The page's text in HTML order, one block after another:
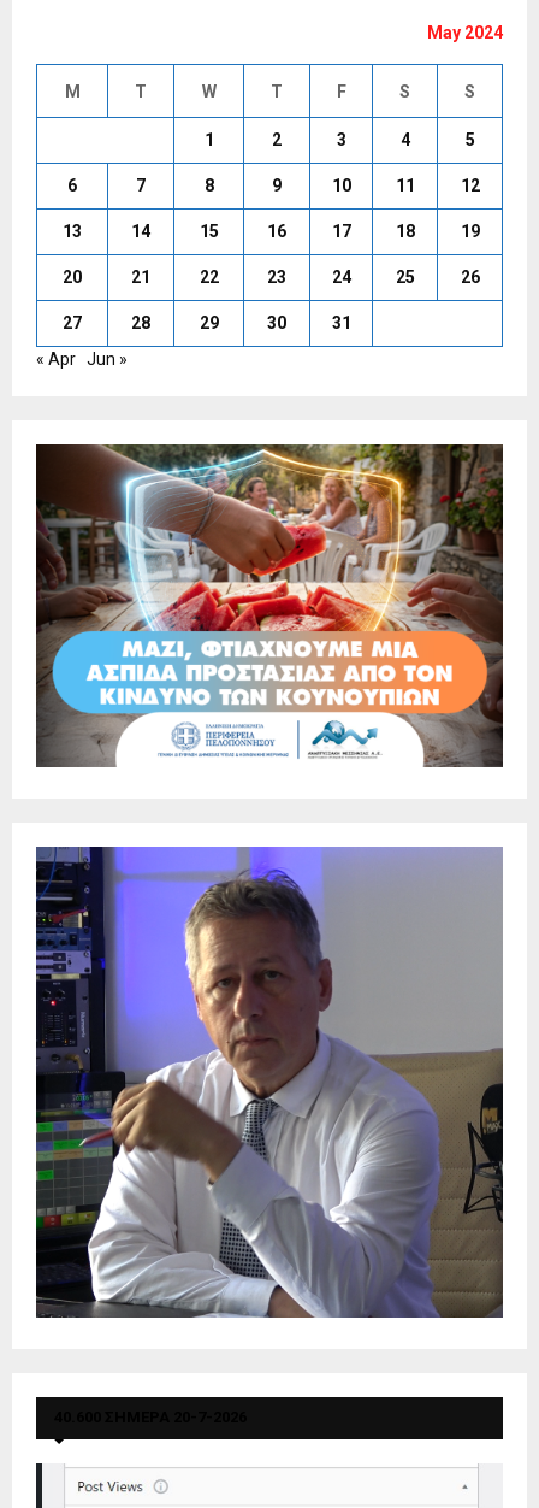
May 2024
M T W T F S S
1 2 3 4 5
6 7 8 9 10 11 12
13 14 15 16 17 18 19
20 21 22 23 24 25 26
27 28 29 30
31
« Apr Jun »